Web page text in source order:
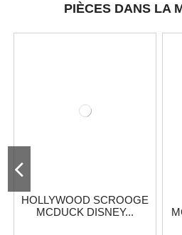
PIÈCES DANS LA
HOLLYWOOD SCROOGE
MCDUCK DISNEY...